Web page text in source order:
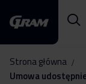
Strona główna
Umowa